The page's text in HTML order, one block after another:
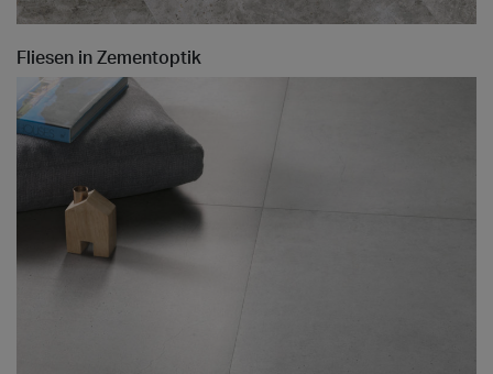
Fliesen in Zementoptik